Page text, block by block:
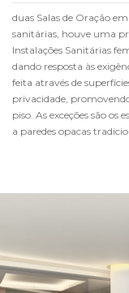
duas Salas de Oração
sanitárias, houve uma
Instalações Sanitárias
dando resposta às
feita através de
privacidade,
piso. As exceções são os
a paredes opacas